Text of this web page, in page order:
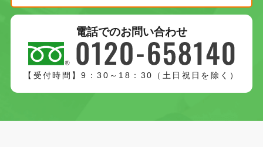
電話でのお問い合わせ
【受付時間】9：30～18：30（土日祝日を除く）